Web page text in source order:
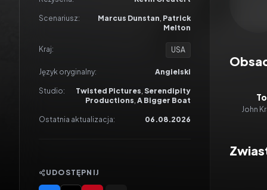
Scenariusz: Marcus Dunstan, Patrick
Melton
Kraj: USA
Język oryginalny: Angielski
Studio: Twisted Pictures, Serendipity
Productions, A Bigger Boat
Ostatnia aktualizacja: 06.08.2026
UDOSTĘPNIJ
John